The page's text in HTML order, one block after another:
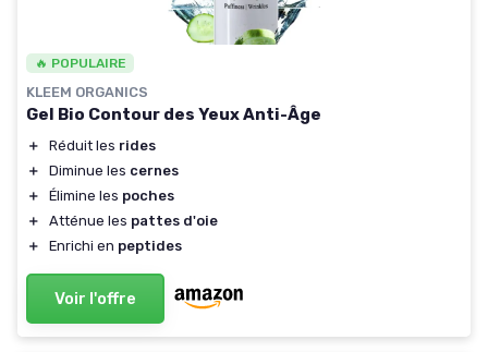
🔥 POPULAIRE
KLEEM ORGANICS
Gel Bio Contour des Yeux Anti-Âge
＋ Réduit les rides
＋
Diminue les cernes
＋
Élimine les poches
＋
Atténue les pattes d'oie
＋
Enrichi en peptides
Voir l'offre